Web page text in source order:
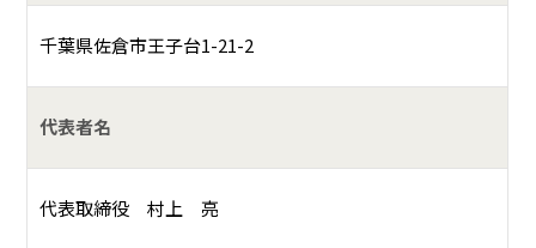
千葉県佐倉市王子台1-21-2
代表者名
代表取締役 村上 亮